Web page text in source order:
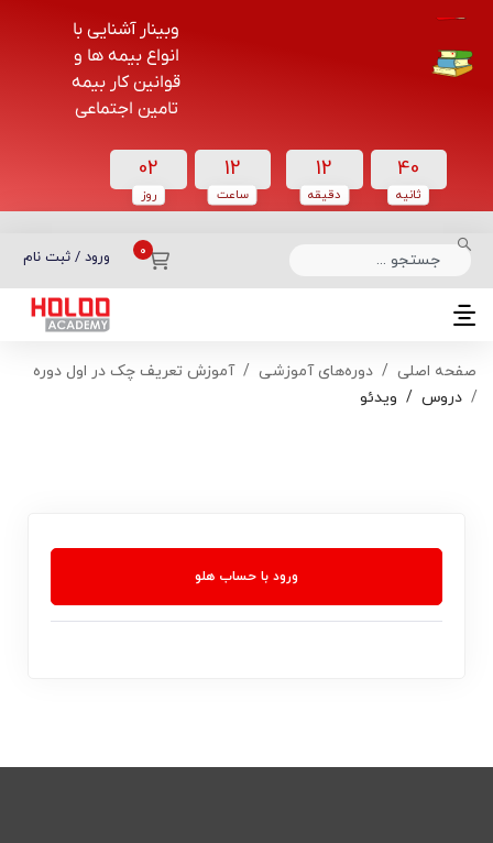
وبینار آشنایی با
انواع بیمه ها و
قوانین کار بیمه
تامین اجتماعی
02
روز
12
ساعت‌
12
دقیقه
39
ثانیه
ورود / ثبت نام
دسته بندی دوره‌ها
صفحه اصلی دوره‌های آموزشی
آموزش تعریف چک در اول دوره
دروس
ویدئو
ورود با حساب هلو